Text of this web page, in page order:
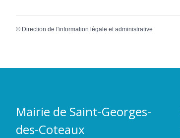
© Direction de l'information légale et administrative
Mairie de Saint-Georges-
des-Coteaux